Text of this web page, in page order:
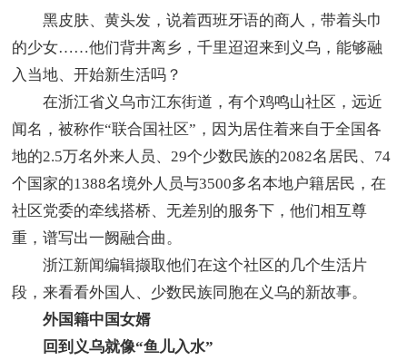
黑皮肤、黄头发，说着西班牙语的商人，带着头巾
的少女……他们背井离乡，千里迢迢来到义乌，能够融
入当地、开始新生活吗？
在浙江省义乌市江东街道，有个鸡鸣山社区，远近
闻名，被称作“联合国社区”，因为居住着来自于全国各
地的2.5万名外来人员、29个少数民族的2082名居民、74
个国家的1388名境外人员与3500多名本地户籍居民，在
社区党委的牵线搭桥、无差别的服务下，他们相互尊
重，谱写出一阙融合曲。
浙江新闻编辑撷取他们在这个社区的几个生活片
段，来看看外国人、少数民族同胞在义乌的新故事。
外国籍中国女婿
回到义乌就像“鱼儿入水”